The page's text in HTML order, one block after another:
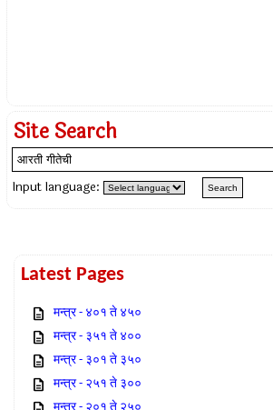
Site Search
Input language:
Latest Pages
मन्त्र - ४०१ ते ४५०
मन्त्र - ३५१ ते ४००
मन्त्र - ३०१ ते ३५०
मन्त्र - २५१ ते ३००